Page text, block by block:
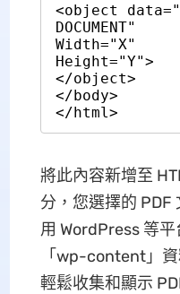
<object
DOCUMENT"
Width="X"
Height="Y">
</object>
</body>
</html>
將此內容新增至
分，您選擇的 PDF
用 WordPress 等
「wp-content」
輕鬆收集和顯示